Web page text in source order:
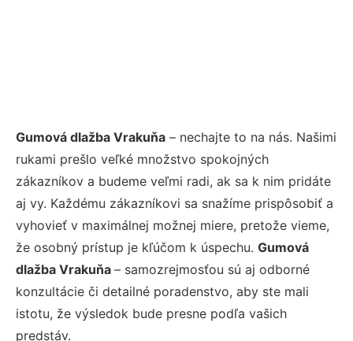
Gumová dlažba Vrakuňa – nechajte to na nás. Našimi
rukami prešlo veľké množstvo spokojných
zákazníkov a budeme veľmi radi, ak sa k nim pridáte
aj vy. Každému zákazníkovi sa snažíme prispôsobiť a
vyhovieť v maximálnej možnej miere, pretože vieme,
že osobný prístup je kľúčom k úspechu. Gumová
dlažba Vrakuňa – samozrejmosťou sú aj odborné
konzultácie či detailné poradenstvo, aby ste mali
istotu, že výsledok bude presne podľa vašich
predstáv.